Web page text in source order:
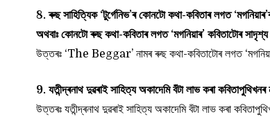
8. ৰুছ সাহিত্যিক ‘টুৰ্গেনিভ’ৰ কোনটো কথা-কবিতাৰ লগত
অথবাঃ কোনটো ৰুছ কথা-কবিতাৰ লগত ‘মগনিয়াৰ’ কবিতাটোৰ সাদৃশ্য
উত্তৰঃ ‘The Beggar’ নামৰ ৰুছ কথা-কবিতাটোৰ লগত
9. যতীন্দ্ৰনাথ দুৱৰাই সাহিত্য অকাদেমি বঁটা লাভ কৰা কবিতাপুথিখনৰ
উত্তৰঃ যতীন্দ্ৰনাথ দুৱৰাই সাহিত্য অকাদেমি বঁটা লাভ কৰা